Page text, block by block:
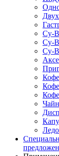
Су-
Су-
Су-